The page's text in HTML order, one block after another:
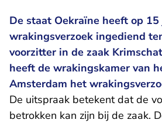
De staat Oekraïne heeft op
wrakingsverzoek ingediend
voorzitter in de zaak
heeft de wrakingskamer van
Amsterdam het
De uitspraak betekent dat de
betrokken kan zijn bij de zaak.